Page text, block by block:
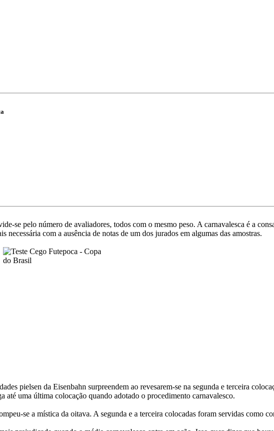
se pelo número de avaliadores, todos com o mesmo peso. A carnavalesca é a
necessária com a ausência de notas de um dos jurados em algumas das amostras.
pielsen da Eisenbahn surpreendem ao revesarem-se na segunda e terceira
até uma última colocação quando adotado o procedimento carnavalesco.
se a mística da oitava. A segunda e a terceira colocadas foram servidas como